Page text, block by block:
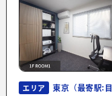
エリア 東京（最寄駅:目